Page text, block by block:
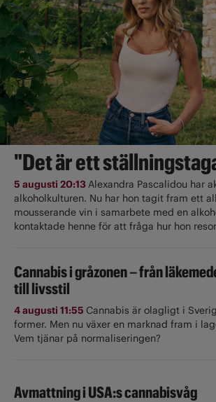
"Det är ett
5 augusti 20:13Alexandra Pascalidou har
alkoholkulturen. Nu har hon tagit fram ett
mousserande vin i samarbete med en
kontaktade henne för att fråga hur hon
Cannabis i gråzonen – från
till livsstil
4 augusti 11:55 Cannabis är olagligt i
former. Men nu växer en marknad fram i
Vem tjänar på normaliseringen?
Avmattning i USA:s cannabisvåg